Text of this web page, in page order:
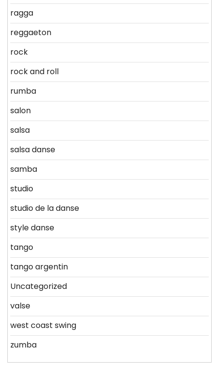
ragga
reggaeton
rock
rock and roll
rumba
salon
salsa
salsa danse
samba
studio
studio de la danse
style danse
tango
tango argentin
Uncategorized
valse
west coast swing
zumba